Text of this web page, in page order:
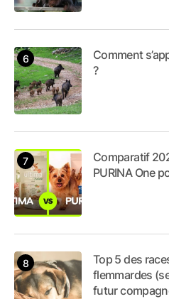
Comment
?
Comparatif
PURINA One
Top 5 des
flemmardes
futur